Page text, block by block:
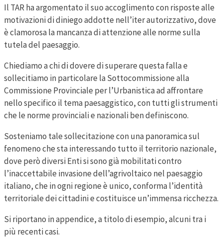
Il TAR ha argomentato il suo accoglimento con risposte alle
motivazioni di diniego addotte nell’iter autorizzativo, dove
è clamorosa la mancanza di attenzione alle norme sulla
tutela del paesaggio.
Chiediamo a chi di dovere di superare questa falla e
sollecitiamo in particolare la Sottocommissione alla
Commissione Provinciale per l’Urbanistica ad affrontare
nello specifico il tema paesaggistico, con tutti gli strumenti
che le norme provinciali e nazionali ben definiscono.
Sosteniamo tale sollecitazione con una panoramica sul
fenomeno che sta interessando tutto il territorio nazionale,
dove però diversi Enti si sono già mobilitati contro
l’inaccettabile invasione dell’agrivoltaico nel paesaggio
italiano, che in ogni regione è unico, conforma l’identità
territoriale dei cittadini e costituisce un’immensa ricchezza.
Si riportano in appendice, a titolo di esempio, alcuni tra i
più recenti casi.